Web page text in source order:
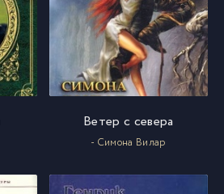
Ветер с севера
- Симона Вилар